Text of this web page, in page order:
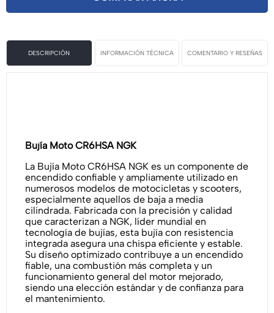
DESCRIPCIÓN INFORMACIÓN TÉCNICA COMENTARIO Y RESEÑAS
Bujía Moto CR6HSA NGK
La Bujía Moto CR6HSA NGK es un componente de
encendido confiable y ampliamente utilizado en
numerosos modelos de motocicletas y scooters,
especialmente aquellos de baja a media
cilindrada. Fabricada con la precisión y calidad
que caracterizan a NGK, líder mundial en
tecnología de bujías, esta bujía con resistencia
integrada asegura una chispa eficiente y estable.
Su diseño optimizado contribuye a un encendido
fiable, una combustión más completa y un
funcionamiento general del motor mejorado,
siendo una elección estándar y de confianza para
el mantenimiento.